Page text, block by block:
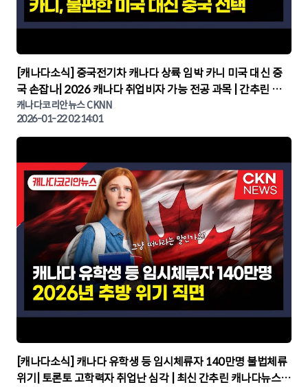
▶
[캐나다소식] 중국전기차 캐나다 상륙 임박 카니 미국 대신 중
국 손잡나| 2026 캐나다 취업비자 가능 전공 과목 | 간추린 캐
나다뉴스 | CKNNEWS, 캐나다코리안뉴스
캐나다코리안뉴스 CKNN
2026-01-22 02:14:01
▶
[캐나다소식] 캐나다 유학생 등 임시체류자 140만명 불법체류
위기| 토론토 고학력자 취업난 심각 | 최신 간추린 캐나다뉴스 |